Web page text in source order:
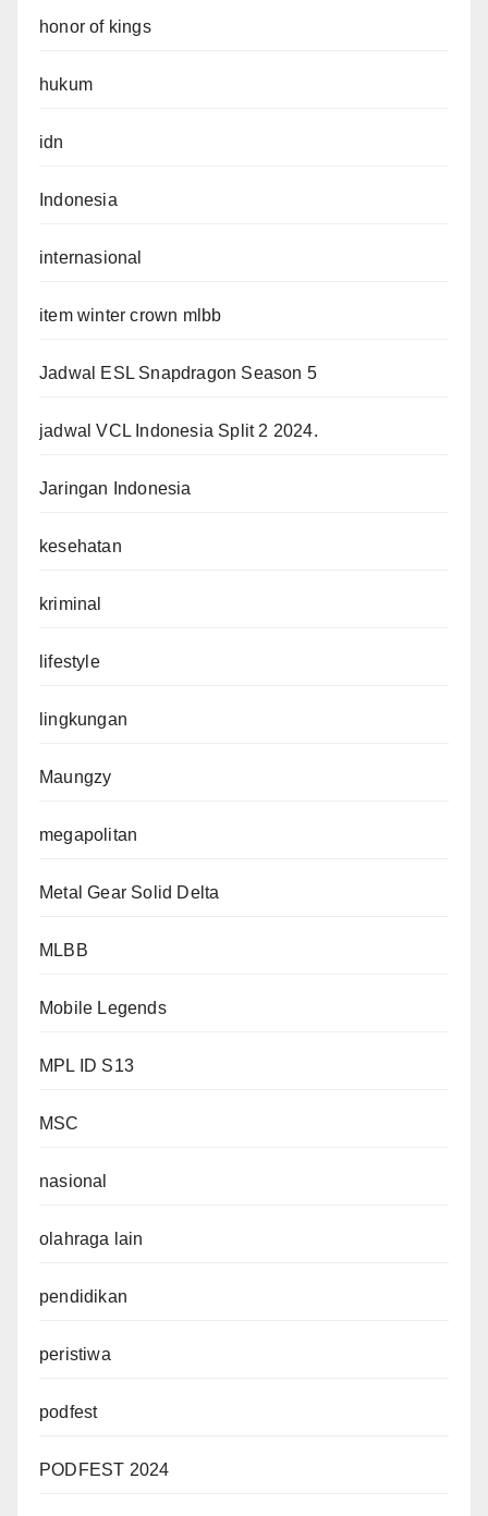
honor of kings
hukum
idn
Indonesia
internasional
item winter crown mlbb
Jadwal ESL Snapdragon Season 5
jadwal VCL Indonesia Split 2 2024.
Jaringan Indonesia
kesehatan
kriminal
lifestyle
lingkungan
Maungzy
megapolitan
Metal Gear Solid Delta
MLBB
Mobile Legends
MPL ID S13
MSC
nasional
olahraga lain
pendidikan
peristiwa
podfest
PODFEST 2024